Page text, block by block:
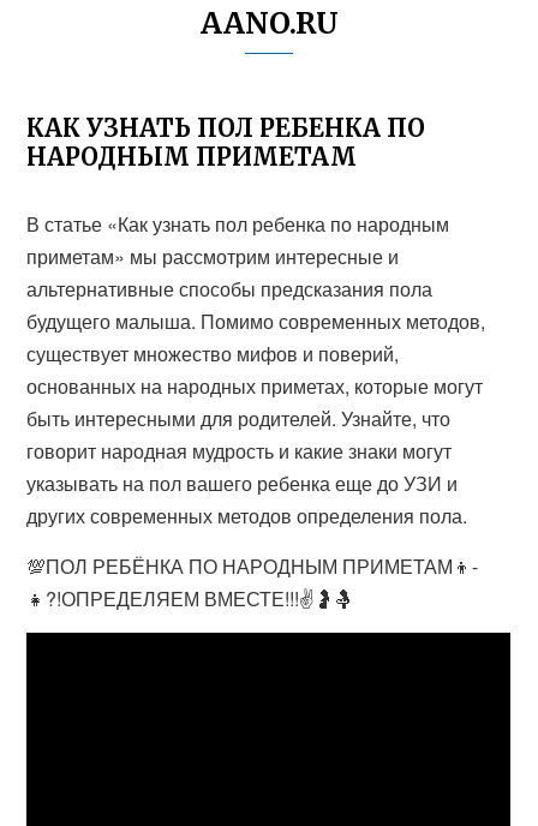
AANO.RU
КАК УЗНАТЬ ПОЛ РЕБЕНКА ПО
НАРОДНЫМ ПРИМЕТАМ
В статье «Как узнать пол ребенка по народным
приметам» мы рассмотрим интересные и
альтернативные способы предсказания пола
будущего малыша. Помимо современных методов,
существует множество мифов и поверий,
основанных на народных приметах, которые могут
быть интересными для родителей. Узнайте, что
говорит народная мудрость и какие знаки могут
указывать на пол вашего ребенка еще до УЗИ и
других современных методов определения пола.
💯ПОЛ РЕБЁНКА ПО НАРОДНЫМ ПРИМЕТАМ👦-
👧?!ОПРЕДЕЛЯЕМ ВМЕСТЕ!!!✌🤰🤱